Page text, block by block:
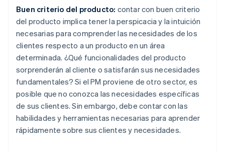
Buen criterio del producto: contar con buen criterio
del producto implica tener la perspicacia y la intuición
necesarias para comprender las necesidades de los
clientes respecto a un producto en un área
determinada. ¿Qué funcionalidades del producto
sorprenderán al cliente o satisfarán sus necesidades
fundamentales? Si el PM proviene de otro sector, es
posible que no conozca las necesidades específicas
de sus clientes. Sin embargo, debe contar con las
habilidades y herramientas necesarias para aprender
rápidamente sobre sus clientes y necesidades.